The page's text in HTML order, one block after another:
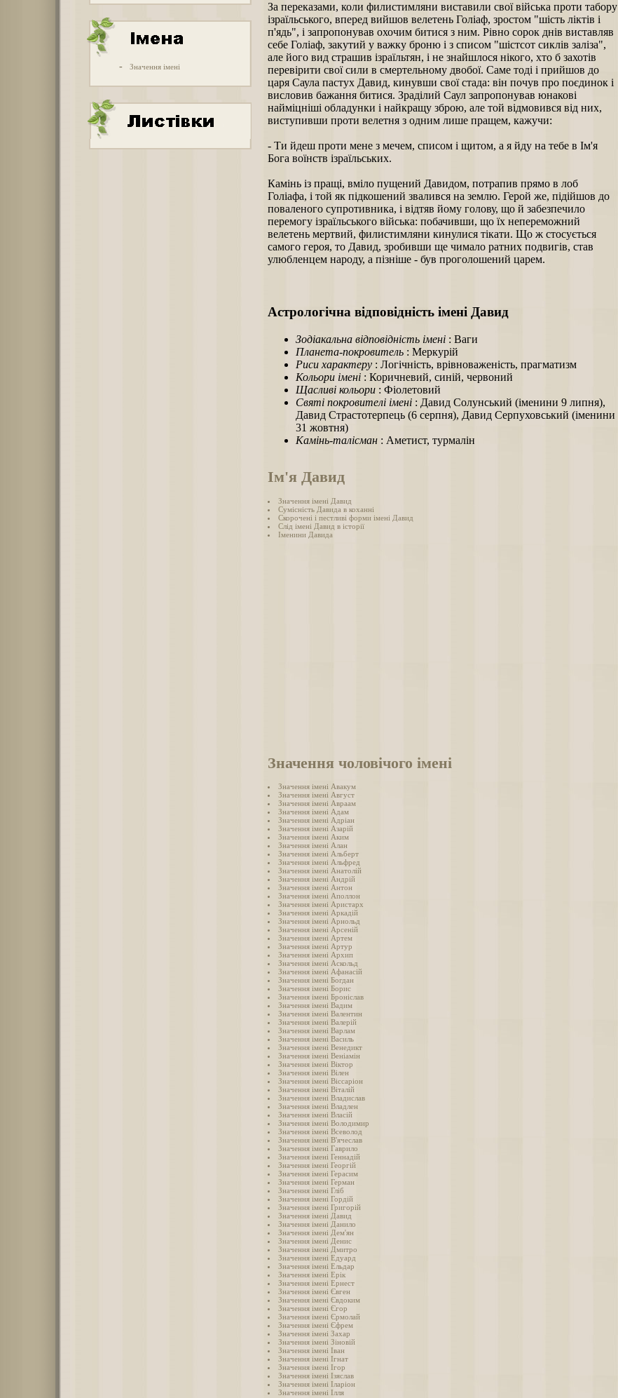
- Значення імені
За переказами, коли филистимляни виставили свої війська проти табору
ізраїльського, вперед вийшов велетень Голіаф, зростом "шість ліктів і
п'ядь", і запропонував охочим битися з ним. Рівно сорок днів виставляв
себе Голіаф, закутий у важку броню і з списом "шістсот сиклів заліза",
але його вид страшив ізраїльтян, і не знайшлося нікого, хто б захотів
перевірити свої сили в смертельному двобої. Саме тоді і прийшов до
царя Саула пастух Давид, кинувши свої стада: він почув про поєдинок і
висловив бажання битися. Зраділий Саул запропонував юнакові
найміцніші обладунки і найкращу зброю, але той відмовився від них,
виступивши проти велетня з одним лише пращем, кажучи:
- Ти йдеш проти мене з мечем, списом і щитом, а я йду на тебе в Ім'я
Бога воїнств ізраїльських.
Камінь із пращі, вміло пущений Давидом, потрапив прямо в лоб
Голіафа, і той як підкошений звалився на землю. Герой же, підійшов до
поваленого супротивника, і відтяв йому голову, що й забезпечило
перемогу ізраїльського війська: побачивши, що їх непереможний
велетень мертвий, филистимляни кинулися тікати. Що ж стосується
самого героя, то Давид, зробивши ще чимало ратних подвигів, став
улюбленцем народу, а пізніше - був проголошений царем.
Астрологічна відповідність імені Давид
Зодіакальна відповідність імені : Ваги
Планета-покровитель : Меркурій
Риси характеру : Логічність, врівноваженість, прагматизм
Кольори імені : Коричневий, синій, червоний
Щасливі кольори : Фіолетовий
Святі покровителі імені : Давид Солунський (іменини 9 липня),
Давид Страстотерпець (6 серпня), Давид Серпуховський (іменини
31 жовтня)
Камінь-талісман : Аметист, турмалін
Ім'я Давид
Значення імені Давид
Сумісність Давида в коханні
Скорочені і пестливі форми імені Давид
Слід імені Давид в історії
Іменини Давида
Значення чоловічого імені
Значення імені Авакум
Значення імені Август
Значення імені Авраам
Значення імені Адам
Значення імені Адріан
Значення імені Азарій
Значення імені Аким
Значення імені Алан
Значення імені Альберт
Значення імені Альфред
Значення імені Анатолій
Значення імені Андрій
Значення імені Антон
Значення імені Аполлон
Значення імені Аристарх
Значення імені Аркадій
Значення імені Арнольд
Значення імені Арсеній
Значення імені Артем
Значення імені Артур
Значення імені Архип
Значення імені Аскольд
Значення імені Афанасій
Значення імені Богдан
Значення імені Борис
Значення імені Броніслав
Значення імені Вадим
Значення імені Валентин
Значення імені Валерій
Значення імені Варлам
Значення імені Василь
Значення імені Венедикт
Значення імені Веніамін
Значення імені Віктор
Значення імені Вілен
Значення імені Віссаріон
Значення імені Віталій
Значення імені Владислав
Значення імені Владлен
Значення імені Власій
Значення імені Володимир
Значення імені Всеволод
Значення імені В'ячеслав
Значення імені Гаврило
Значення імені Геннадій
Значення імені Георгій
Значення імені Герасим
Значення імені Герман
Значення імені Гліб
Значення імені Гордій
Значення імені Григорій
Значення імені Давид
Значення імені Данило
Значення імені Дем'ян
Значення імені Денис
Значення імені Дмитро
Значення імені Едуард
Значення імені Ельдар
Значення імені Ерік
Значення імені Ернест
Значення імені Євген
Значення імені Євдоким
Значення імені Єгор
Значення імені Єрмолай
Значення імені Єфрем
Значення імені Захар
Значення імені Зіновій
Значення імені Іван
Значення імені Ігнат
Значення імені Ігор
Значення імені Ізяслав
Значення імені Іларіон
Значення імені Ілля